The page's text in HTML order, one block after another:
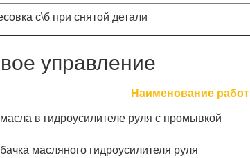
с\б при снятой детали
управление
Наименование работ
в гидроусилителе руля с промывкой
масляного гидроусилителя руля